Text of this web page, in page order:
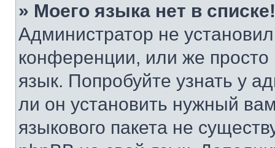
» Моего языка нет в списке!
Администратор не
конференции, или же
язык. Попробуйте узнать у
ли он установить нужный
языкового пакета не